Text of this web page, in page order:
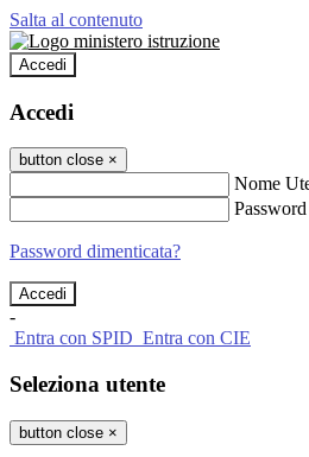
Salta al contenuto
Accedi
Accedi
button close ×
Nome
Password
Password dimenticata?
-
Entra con SPID Entra con CIE
Seleziona utente
button close ×